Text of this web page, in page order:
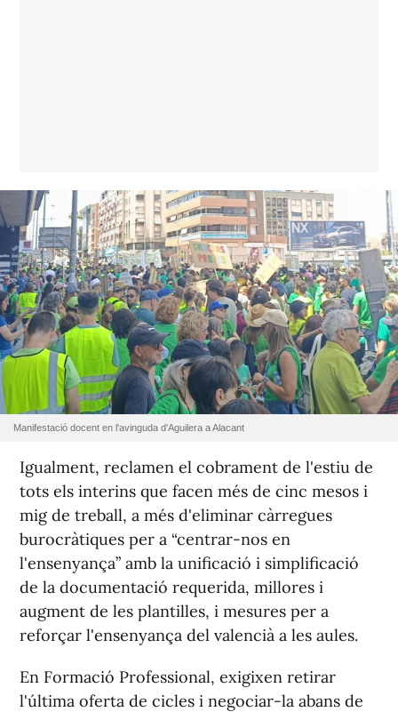
Manifestació docent en l'avinguda d'Aguilera a Alacant
Igualment, reclamen el cobrament de l'estiu de
tots els interins que facen més de cinc mesos i
mig de treball, a més d'eliminar càrregues
burocràtiques per a “centrar-nos en
l'ensenyança” amb la unificació i simplificació
de la documentació requerida, millores i
augment de les plantilles, i mesures per a
reforçar l'ensenyança del valencià a les aules.
En Formació Professional, exigixen retirar
l'última oferta de cicles i negociar-la abans de